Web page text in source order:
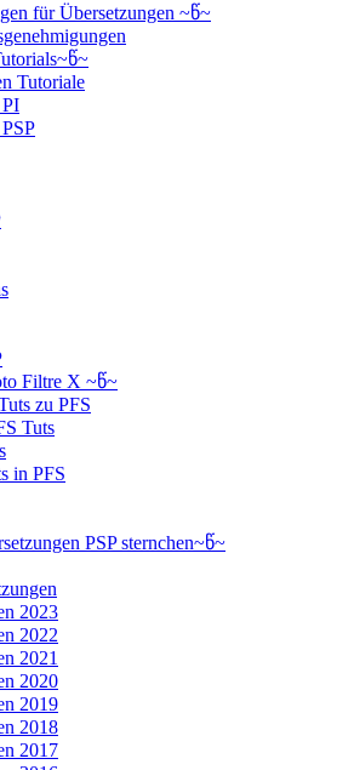
für Übersetzungen ~წ~
Tutoriale
Filtre X ~წ~
zu PFS
Tuts
in PFS
PSP sternchen~წ~
2023
2022
2021
2020
2019
2018
2017